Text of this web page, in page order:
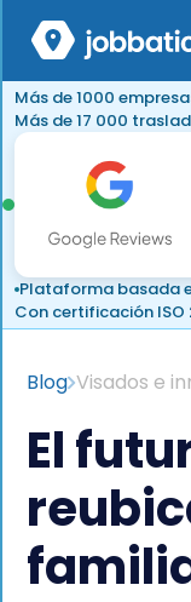
Más de 1000
Más de 17 000
Plataforma basada
Con certificación ISO
Blog Visados e
El